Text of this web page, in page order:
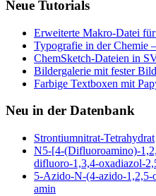
Neue Tutorials
Erweiterte Makro-Datei
Typografie in der Chemie
ChemSketch-Dateien in
Bildergalerie mit fester
Farbige Textboxen mit
Neu in der Datenbank
Strontiumnitrat-Tetrahydrat
N5-[4-(Difluoroamino)-
difluoro-1,3,4-oxadiazol-
5-Azido-N-(4-azido-
amin